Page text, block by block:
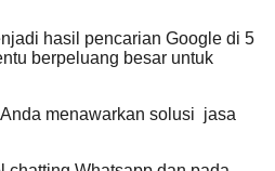
hasil pencarian Google di 5
berpeluang besar untuk
menawarkan solusi jasa